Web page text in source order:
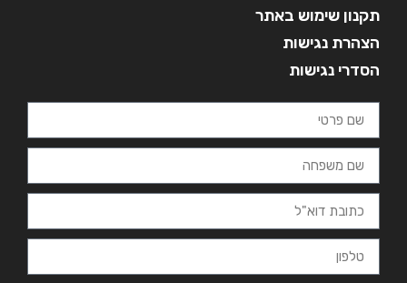
תקנון שימוש באתר
הצהרת נגישות
הסדרי נגישות